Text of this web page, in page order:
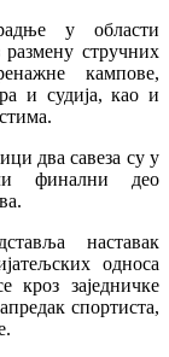
у области
стручних
кампове,
и судија, као и
два савеза су у
финални део
наставак
односа
заједничке
спортиста,